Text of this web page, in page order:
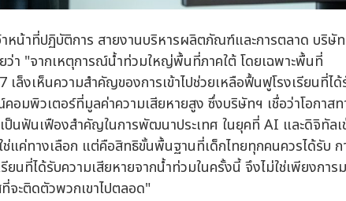
หน้าที่ปฏิบัติการ สายงานบริหารผลิตภัณฑ์และการตลาด บริษั
ว่า "จากเหตุการณ์น้ำท่วมใหญ่พื้นที่ภาคใต้ โดยเฉพาะพื้นที่
ล็งเห็นความสำคัญของการเข้าไปช่วยเหลือฟื้นฟูโรงเรียนที่ได้
อมพิวเตอร์ที่มูลค่าความเสียหายสูง ซึ่งบริษัทฯ เชื่อว่าโอกาสท
นฟันเฟืองสำคัญในการพัฒนาประเทศ ในยุคที่ AI และดิจิทัลเ
ช่แค่ทางเลือก แต่คือสิทธิขั้นพื้นฐานที่เด็กไทยทุกคนควรได้รับ ก
นที่ได้รับความเสียหายจากน้ำท่วมในครั้งนี้ จึงไม่ใช่เพียงการ
จะติดตัวพวกเขาไปตลอด"